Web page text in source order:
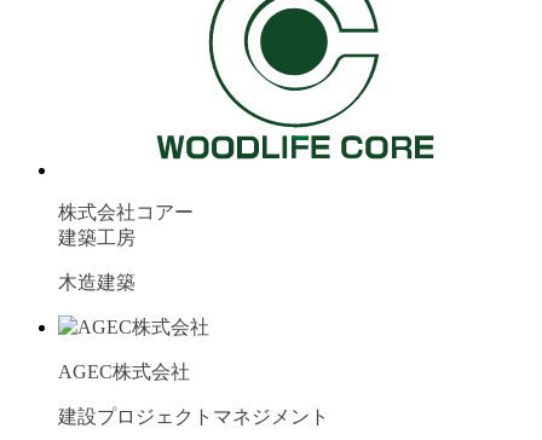
株式会社コアー
建築工房
木造建築
AGEC株式会社
建設プロジェクトマネジメント